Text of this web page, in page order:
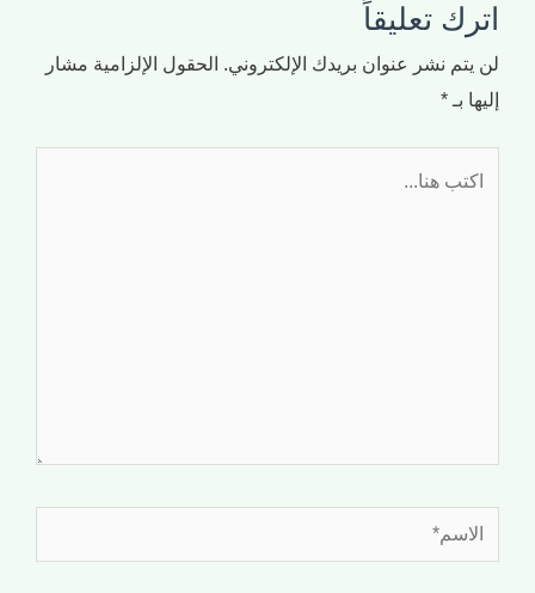
اترك تعليقاً
لن يتم نشر عنوان بريدك الإلكتروني. الحقول الإلزامية مشار
إليها بـ *